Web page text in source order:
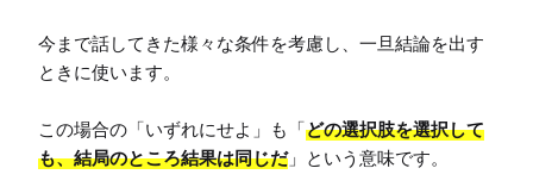
今まで話してきた様々な条件を考慮し、一旦結論を出す
ときに使います。
この場合の「いずれにせよ」も「どの選択肢を選択して
も、結局のところ結果は同じだ」という意味です。